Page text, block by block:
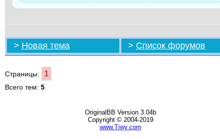
> Новая тема > Список форумов
Страницы: 1
Всего тем: 5
OriginalBB Version 3.04b
Copyright © 2004-2019
www.Tiwy.com